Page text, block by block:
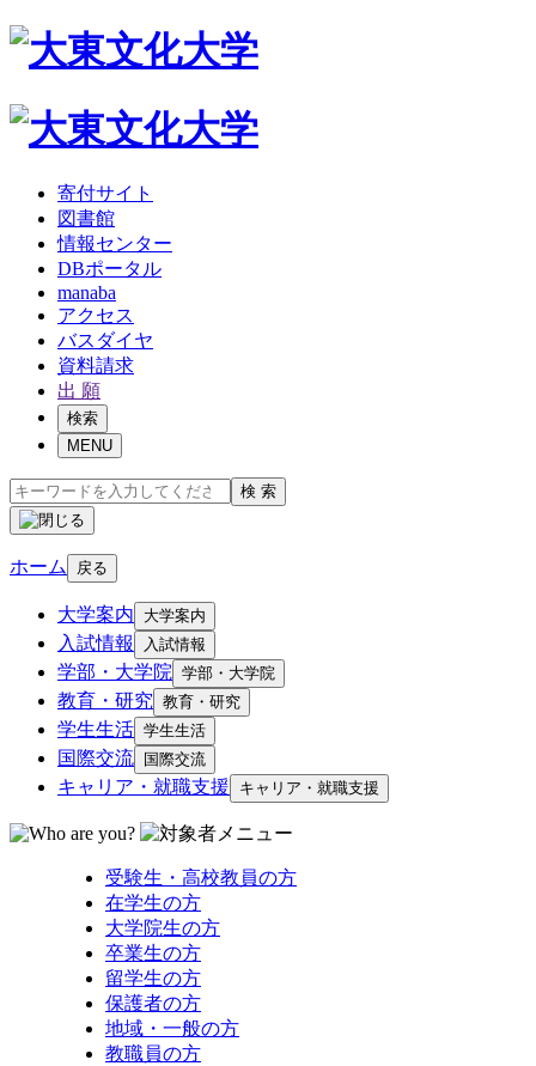
寄付サイト
図書館
情報センター
DBポータル
manaba
アクセス
バスダイヤ
資料請求
出 願
検索
MENU
検 索
ホーム 戻る
大学案内 大学案内
入試情報 入試情報
学部・大学院 学部・大学院
教育・研究 教育・研究
学生生活 学生生活
国際交流 国際交流
キャリア・就職支援 キャリア・就職支援
受験生・高校教員の方
在学生の方
大学院生の方
卒業生の方
留学生の方
保護者の方
地域・一般の方
教職員の方